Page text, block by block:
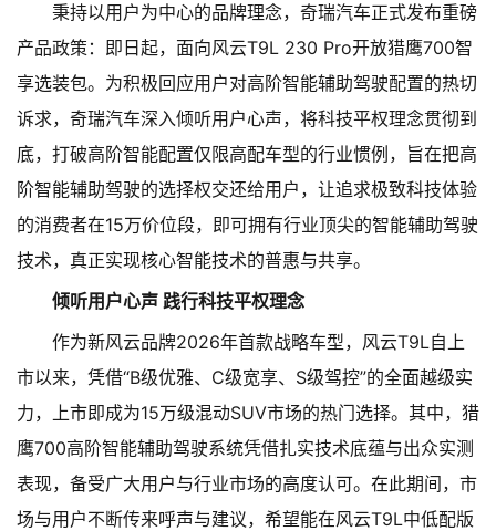
秉持以用户为中心的品牌理念，奇瑞汽车正式发布重磅
产品政策：即日起，面向风云T9L 230 Pro开放猎鹰700智
享选装包。为积极回应用户对高阶智能辅助驾驶配置的热切
诉求，奇瑞汽车深入倾听用户心声，将科技平权理念贯彻到
底，打破高阶智能配置仅限高配车型的行业惯例，旨在把高
阶智能辅助驾驶的选择权交还给用户，让追求极致科技体验
的消费者在15万价位段，即可拥有行业顶尖的智能辅助驾驶
技术，真正实现核心智能技术的普惠与共享。
倾听用户心声 践行科技平权理念
作为新风云品牌2026年首款战略车型，风云T9L自上
市以来，凭借“B级优雅、C级宽享、S级驾控”的全面越级实
力，上市即成为15万级混动SUV市场的热门选择。其中，猎
鹰700高阶智能辅助驾驶系统凭借扎实技术底蕴与出众实测
表现，备受广大用户与行业市场的高度认可。在此期间，市
场与用户不断传来呼声与建议，希望能在风云T9L中低配版